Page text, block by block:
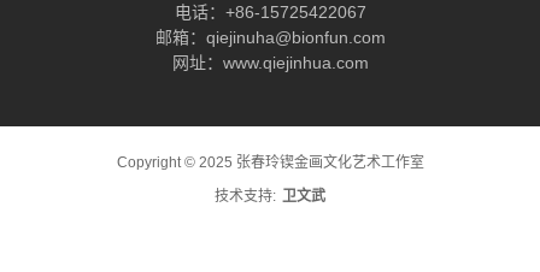
电话：+86-15725422067
邮箱：qiejinuha@bionfun.com
网址：www.qiejinhua.com
Copyright © 2025 张春玲锲金画文化艺术工作室
技术支持: 卫文武